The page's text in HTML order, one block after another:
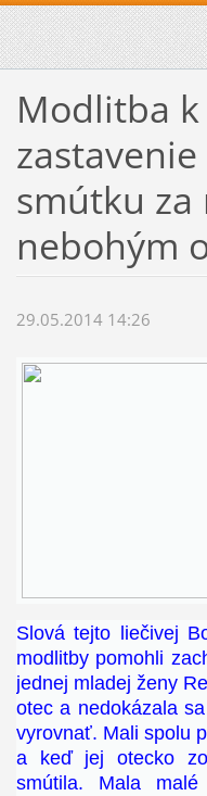
Modlitba k
smútku za
nebohým
29.05.2014 14:26
Slová tejto liečivej
modlitby pomohli
jednej mladej ženy
otec a nedokázala
vyrovnať. Mali spolu
a keď jej otecko
smútila. Mala